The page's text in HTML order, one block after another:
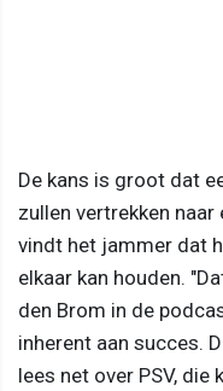
De kans is groot dat
zullen vertrekken naar
vindt het jammer dat
elkaar kan houden.
den Brom in de
inherent aan succes.
lees net over PSV, die